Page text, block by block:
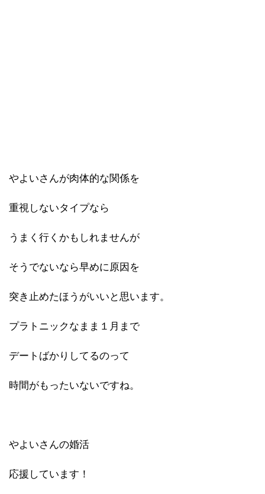
やよいさんが肉体的な関係を
重視しないタイプなら
うまく行くかもしれませんが
そうでないなら早めに原因を
突き止めたほうがいいと思います。
プラトニックなまま１月まで
デートばかりしてるのって
時間がもったいないですね。
やよいさんの婚活
応援しています！